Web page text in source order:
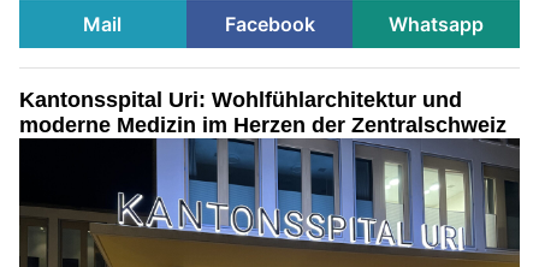
Mail
Facebook Whatsapp
Kantonsspital Uri: Wohlfühlarchitektur und
moderne Medizin im Herzen der Zentralschweiz